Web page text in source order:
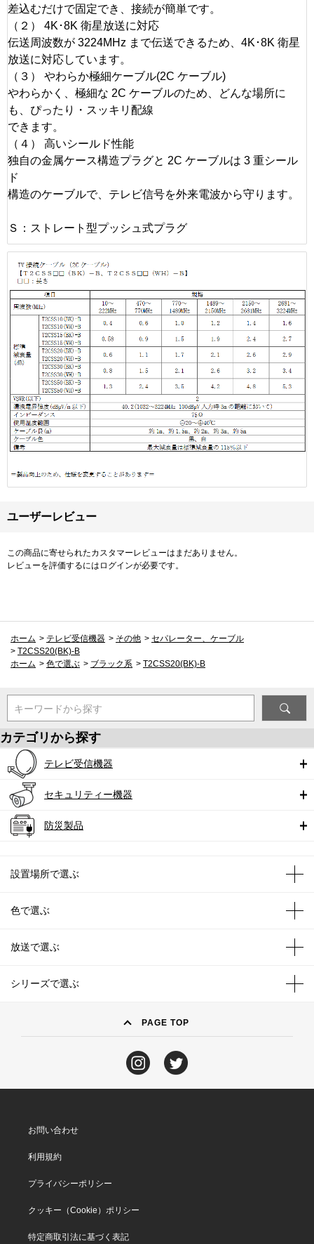
差込むだけで固定でき、接続が簡単です。
（２） 4K･8K 衛星放送に対応
伝送周波数が 3224MHz まで伝送できるため、4K･8K 衛星
放送に対応しています。
（３） やわらか極細ケーブル(2C ケーブル)
やわらかく、極細な 2C ケーブルのため、どんな場所に
も、ぴったり・スッキリ配線
できます。
（４） 高いシールド性能
独自の金属ケース構造プラグと 2C ケーブルは 3 重シール
ド
構造のケーブルで、テレビ信号を外来電波から守ります。
Ｓ：ストレート型プッシュ式プラグ
ユーザーレビュー
この商品に寄せられたカスタマーレビューはまだありません。
レビューを評価するには ログインが必要です。
ホーム > テレビ受信機器 > その他 > セパレーター、ケーブル
> T2CSS20(BK)-B
ホーム > 色で選ぶ > ブラック系 > T2CSS20(BK)-B
キーワードから探す
カテゴリから探す
テレビ受信機器
セキュリティー機器
防災製品
設置場所で選ぶ
色で選ぶ
放送で選ぶ
シリーズで選ぶ
PAGE TOP
お問い合わせ
利用規約
プライバシーポリシー
クッキー（Cookie）ポリシー
特定商取引法に基づく表記